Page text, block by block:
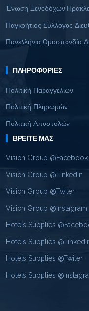
Ένωση Ξενοδόχων
Παγκρήτιος Σύλλογος
Πανελλήνια Ομοσπονδία
ΠΛΗΡΟΦΟΡΊΕΣ
Πολιτική Παραγγελιών
Πολιτική Πληρωμών
Πολιτική Αποστολών
ΒΡΕΊΤΕ ΜΑΣ
Vision Group @Facebook
Vision Group @Linkedin
Vision Group @Twiter
Vision Group @Instagram
Hotels Supplies
Hotels Supplies
Hotels Supplies @Twiter
Hotels Supplies